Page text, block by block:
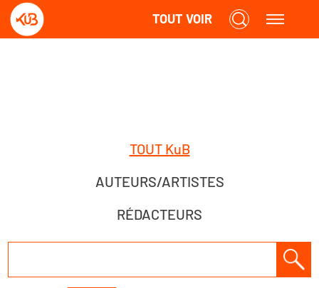
TOUT VOIR
TOUT KuB
AUTEURS/ARTISTES
RÉDACTEURS